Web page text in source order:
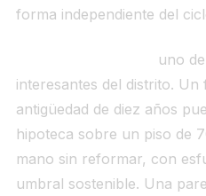
forma independiente del
uno
interesantes del distrito.
antigüedad de diez años
hipoteca sobre un piso de
mano sin reformar, con
umbral sostenible. Una